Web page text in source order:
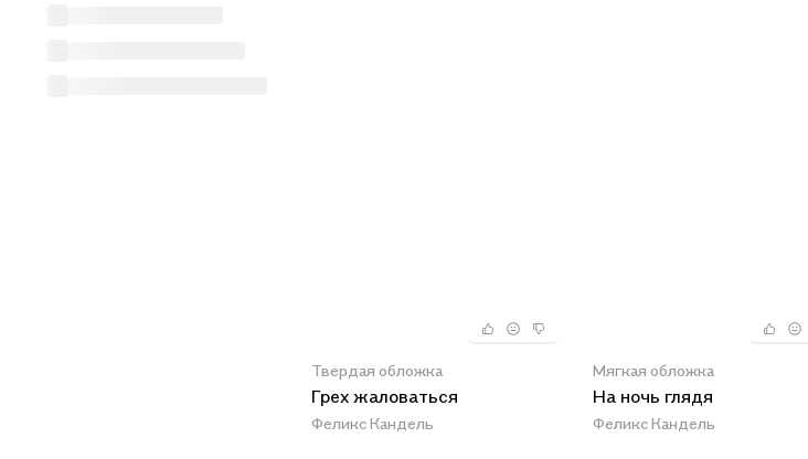
Твердая обложка
Грех жаловаться
Феликс Кандель
Мягкая обложка
На ночь глядя
Феликс Кандель